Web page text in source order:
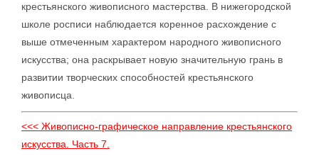
крестьянского живописного мастерства. В нижегородской
школе росписи наблюдается коренное расхождение с
выше отмеченным характером народного живописного
искусства; она раскрывает новую значительную грань в
развитии творческих способностей крестьянского
живописца.
<<< Живописно-графическое направление крестьянского
искусства. Часть 7.